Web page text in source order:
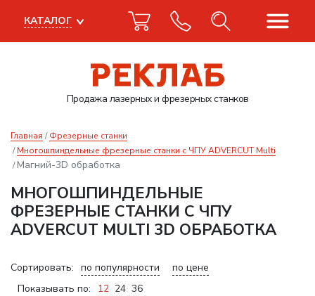
Продажа лазерныхи фрезерных станков
КАТАЛОГ
Главная
Фрезерные станки
Многошпиндельные фрезерные станки с ЧПУ ADVERCUT Multi
Магний-3D обработка
МНОГОШПИНДЕЛЬНЫЕ
ФРЕЗЕРНЫЕ СТАНКИ С ЧПУ
ADVERCUT MULTI 3D ОБРАБОТКА
Сортировать: по популярности
по цене
Показывать по:
12 24 36